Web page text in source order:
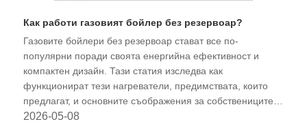
Как работи газовият бойлер без резервоар?
Газовите бойлери без резервоар стават все по-
популярни поради своята енергийна ефективност и
компактен дизайн. Тази статия изследва как
функционират тези нагреватели, предимствата, които
предлагат, и основните съображения за собствениците
на жилища, които искат да надстроят своята система за
2026-05-08